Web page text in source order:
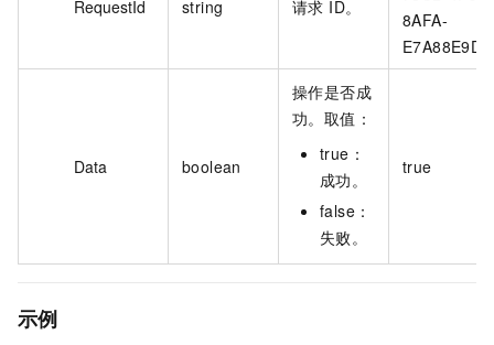
RequestId string 请求 ID。
8AFA-
Data boolean
操作是否成
功。取值：
true：
成功。
false：
失败。
true
示例